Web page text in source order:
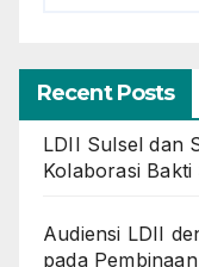
Recent Posts
LDII Sulsel dan
Kolaborasi
Audiensi LDII
pada